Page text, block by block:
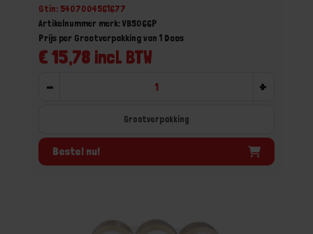
Gtin: 5407004561677
Artikelnummer merk: VB5066P
€ 15,78 incl. BTW
Prijs per Grootverpakking van 1 Doos
- +
Grootverpakking
Bestel nu!